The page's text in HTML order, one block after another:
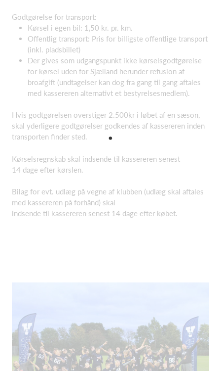
Godtgørelse for transport:
Kørsel i egen bil: 1,50 kr. pr. km.
Offentlig transport: Pris for billigste offentlige transport
(inkl. pladsbillet)
Der gives som udgangspunkt ikke kørselsgodtgørelse
for kørsel uden for Sjælland herunder refusion af
broafgift (undtagelser kan dog fra gang til gang aftales
med kassereren alternativt et bestyrelsesmedlem).
Hvis godtgørelsen overstiger 2.500kr i løbet af en sæson,
skal yderligere godtgørelser godkendes af kassereren inden
transporten finder sted.
Kørselsregnskab skal indsende til kassereren senest
14 dage efter kørslen.
Bilag for evt. udlæg på vegne af klubben (udlæg skal aftales
med kassereren på forhånd) skal
indsende til kassereren senest 14 dage efter købet.